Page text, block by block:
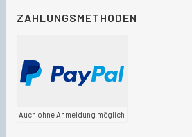
ZAHLUNGSMETHODEN
Auch ohne Anmeldung möglich